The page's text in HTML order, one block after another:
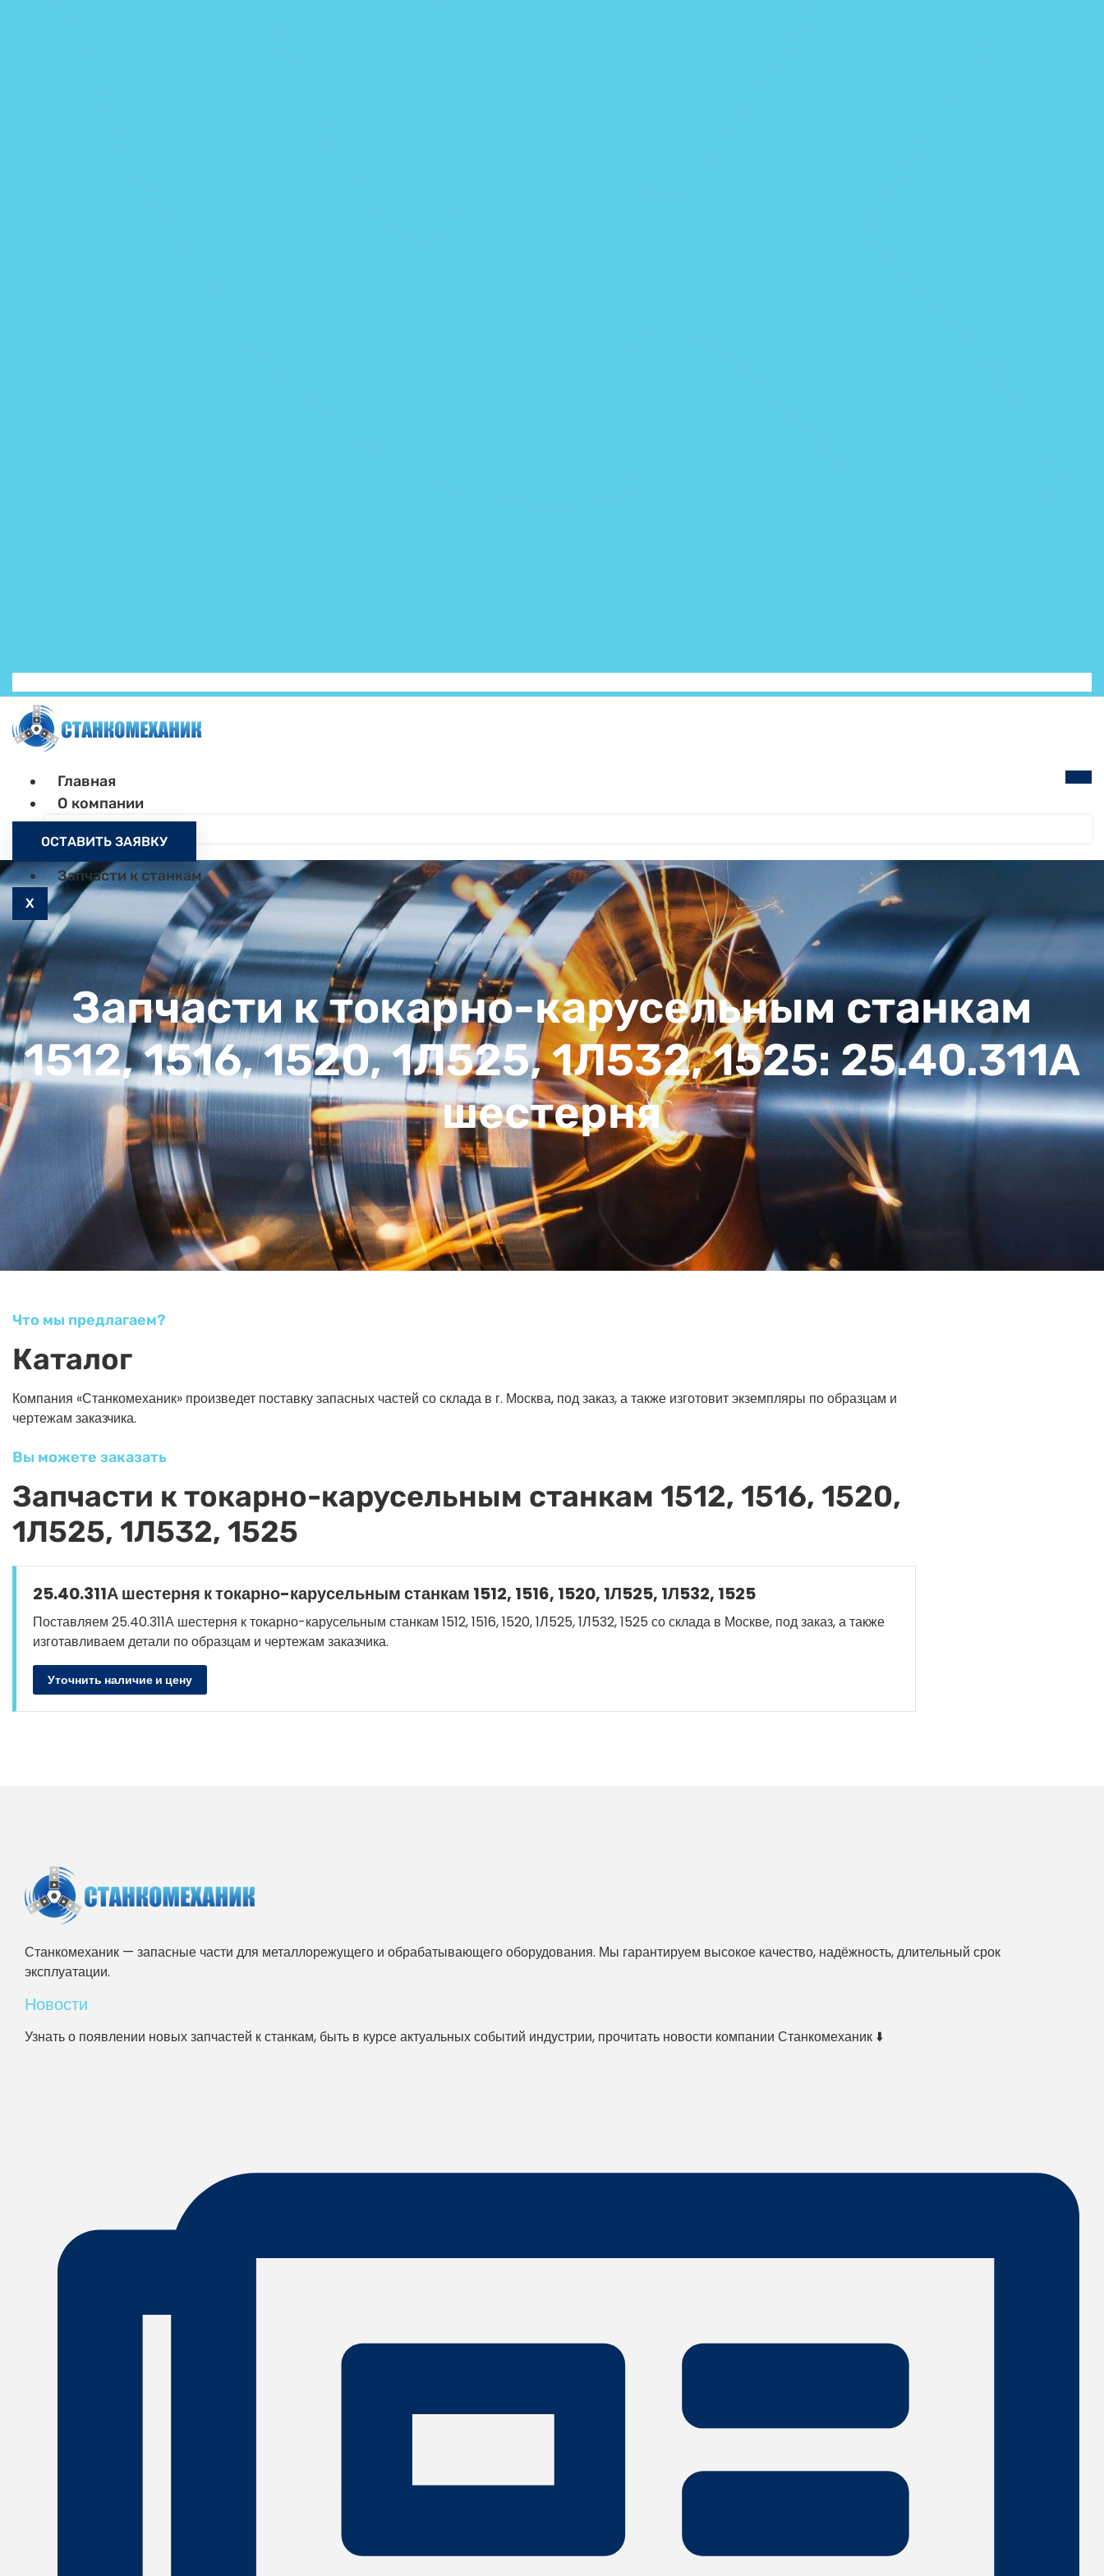
Главная
О компании
Запчасти к станкам
X
ОСТАВИТЬ ЗАЯВКУ
Запчасти к токарно-карусельным станкам
1512, 1516, 1520, 1Л525, 1Л532, 1525: 25.40.311А
шестерня
Что мы предлагаем?
Каталог
Компания «Станкомеханик» произведет поставку запасных частей со склада в г. Москва, под заказ, а также изготовит экземпляры по образцам и
чертежам заказчика.
Вы можете заказать
Запчасти к токарно-карусельным станкам 1512, 1516, 1520,
1Л525, 1Л532, 1525
25.40.311А шестерня к токарно-карусельным станкам 1512, 1516, 1520, 1Л525, 1Л532, 1525
Поставляем 25.40.311А шестерня к токарно-карусельным станкам 1512, 1516, 1520, 1Л525, 1Л532, 1525 со склада в Москве, под заказ, а также
изготавливаем детали по образцам и чертежам заказчика.
Уточнить наличие и цену
Станкомеханик — запасные части для металлорежущего и обрабатывающего оборудования. Мы гарантируем высокое качество, надёжность, длительный срок
эксплуатации.
Новости
Узнать о появлении новых запчастей к станкам, быть в курсе актуальных событий индустрии, прочитать новости компании Станкомеханик ⬇️